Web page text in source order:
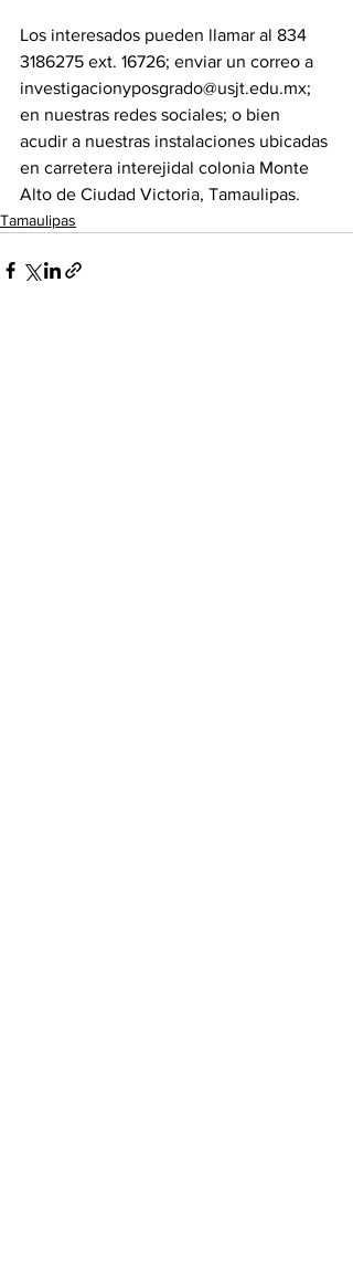
Los interesados pueden llamar al 834
3186275 ext. 16726; enviar un correo a
investigacionyposgrado@usjt.edu.mx;
en nuestras redes sociales; o bien
acudir a nuestras instalaciones ubicadas
en carretera interejidal colonia Monte
Alto de Ciudad Victoria, Tamaulipas.
Tamaulipas